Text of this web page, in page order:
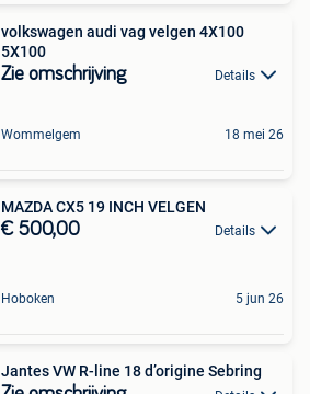
volkswagen audi vag velgen 4X100
5X100
Zie omschrijving Details
Wommelgem 18 mei 26
MAZDA CX5 19 INCH VELGEN
€ 500,00 Details
Hoboken 5 jun 26
Jantes VW R-line 18 d’origine Sebring